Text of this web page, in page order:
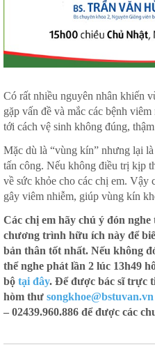
Có rất nhiều nguyên nhân khiến
gặp vấn đề và mắc các bệnh
tới cách vệ sinh không đúng,
Mặc dù là “vùng kín” nhưng lại
tấn công. Nếu không điều trị kịp
về sức khỏe cho các chị em. Vậy
gây viêm nhiễm, giúp vùng kín
Các chị em hãy chú ý đón
chương trình hữu ích này để
bản thân tốt nhất. Nếu không
thể nghe phát lần 2 lúc 13h49
bộ tại đây. Để được bác sĩ trực
hòm thư songkhoe@bstuvan.vn
– 02439.960.886 để được các